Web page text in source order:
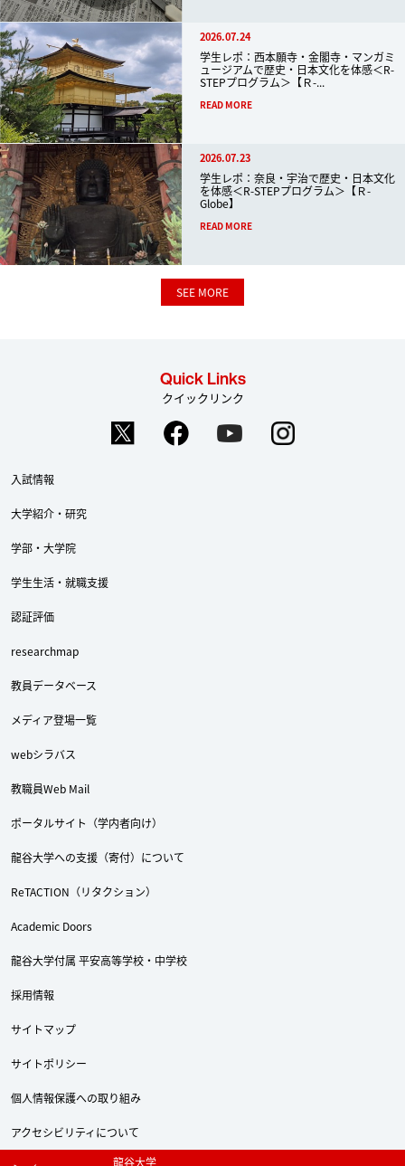
2026.07.24
学生レポ：西本願寺・金閣寺・マンガミ
ュージアムで歴史・日本文化を体感＜R-
STEPプログラム＞【Ｒ-...
READ MORE
2026.07.23
学生レポ：奈良・宇治で歴史・日本文化
を体感＜R-STEPプログラム＞【Ｒ-
Globe】
READ MORE
SEE MORE
Quick Links
クイックリンク
入試情報
大学紹介・研究
学部・大学院
学生生活・就職支援
認証評価
researchmap
教員データベース
メディア登場一覧
webシラバス
教職員Web Mail
ポータルサイト（学内者向け）
龍谷大学への支援（寄付）について
ReTACTION（リタクション）
Academic Doors
龍谷大学付属 平安高等学校・中学校
採用情報
サイトマップ
サイトポリシー
個人情報保護への取り組み
アクセシビリティについて
龍谷大学